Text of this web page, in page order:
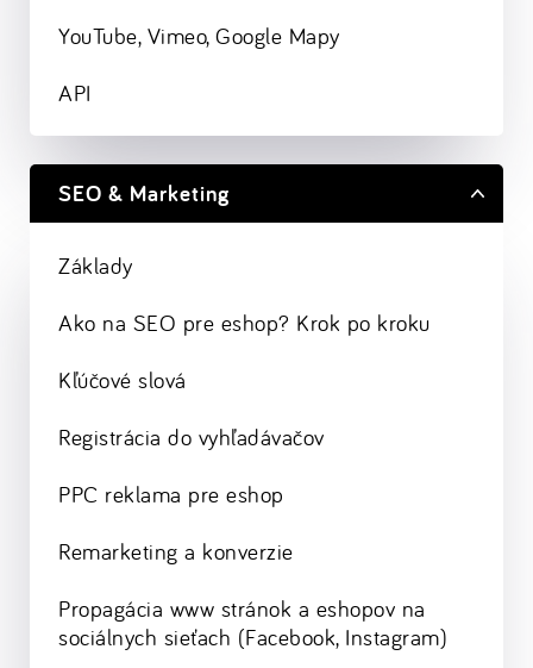
YouTube, Vimeo, Google Mapy
API
SEO & Marketing
Základy
Ako na SEO pre eshop? Krok po kroku
Kľúčové slová
Registrácia do vyhľadávačov
PPC reklama pre eshop
Remarketing a konverzie
Propagácia www stránok a eshopov na
sociálnych sieťach (Facebook, Instagram)